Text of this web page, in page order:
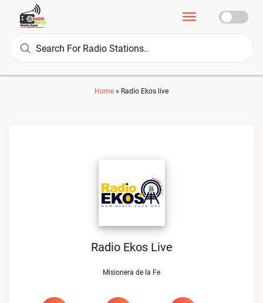
Home » Radio Ekos live
Radio Ekos Live
Misionera de la Fe